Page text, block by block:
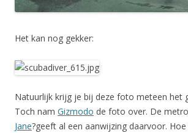
Het kan nog gekker:
Natuurlijk krijg je bij deze foto meteen het
Toch nam Gizmodo de foto over. De
Jane?geeft al een aanwijzing daarvoor.